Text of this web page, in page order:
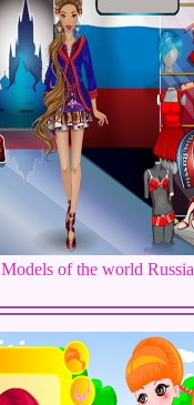
Models of the world Russia